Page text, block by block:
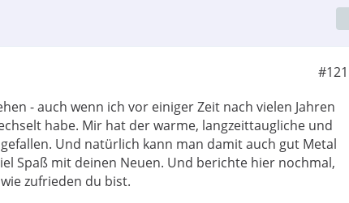
#121
- auch wenn ich vor einiger Zeit nach vielen Jahren
habe. Mir hat der warme, langzeittaugliche und
Und natürlich kann man damit auch gut Metal
Spaß mit deinen Neuen. Und berichte hier nochmal,
zufrieden du bist.